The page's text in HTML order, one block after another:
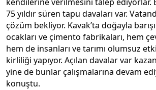
75 yıldır süren tapu davaları var.
çözüm bekliyor. Kavak’ta doğayla
ocakları ve çimento fabrikaları, hem
hem de insanları ve tarımı olumsuz
kirliliği yapıyor. Açılan davalar var
yine de bunlar çalışmalarına devam
konuştu.